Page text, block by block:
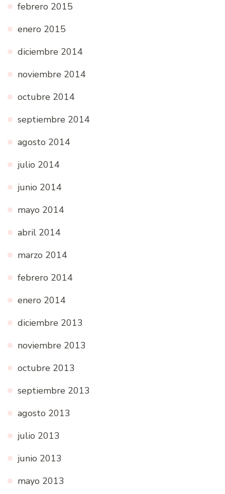
febrero 2015
enero 2015
diciembre 2014
noviembre 2014
octubre 2014
septiembre 2014
agosto 2014
julio 2014
junio 2014
mayo 2014
abril 2014
marzo 2014
febrero 2014
enero 2014
diciembre 2013
noviembre 2013
octubre 2013
septiembre 2013
agosto 2013
julio 2013
junio 2013
mayo 2013